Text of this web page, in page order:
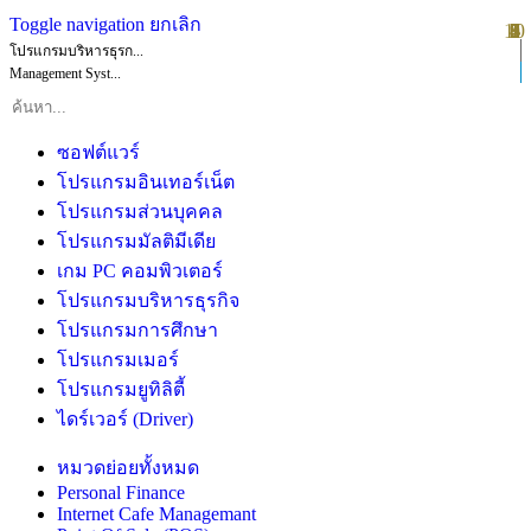
Toggle navigation ยกเลิก
โปรแกรมบริหารธุรก...
Management Syst...
ซอฟต์แวร์
โปรแกรมอินเทอร์เน็ต
โปรแกรมส่วนบุคคล
โปรแกรมมัลติมีเดีย
เกม PC คอมพิวเตอร์
โปรแกรมบริหารธุรกิจ
โปรแกรมการศึกษา
โปรแกรมเมอร์
โปรแกรมยูทิลิตี้
ไดร์เวอร์ (Driver)
หมวดย่อยทั้งหมด
Personal Finance
Internet Cafe Managemant
1
2
3
4
5
6
7
8
9
10